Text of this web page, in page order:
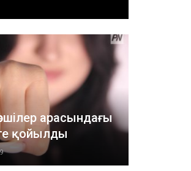
арасындағы
қойылды